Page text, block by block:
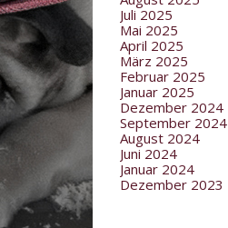
Juli 2025
Mai 2025
April 2025
März 2025
Februar 2025
Januar 2025
Dezember 2024
September 2024
August 2024
Juni 2024
Januar 2024
Dezember 2023